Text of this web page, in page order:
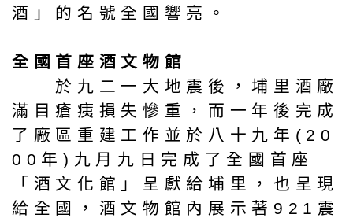
酒」的名號全國響亮。
全國首座酒文物館
於九二一大地震後，埔里酒廠
滿目瘡痍損失慘重，而一年後完成
了廠區重建工作並於八十九年(20
00年)九月九日完成了全國首座
「酒文化館」呈獻給埔里，也呈現
給全國，酒文物館內展示著921震